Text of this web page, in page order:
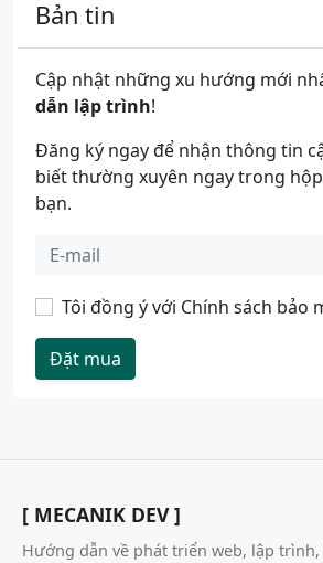
Bản tin
Cập nhật những xu hướng mới
dẫn lập trình!
Đăng ký ngay để nhận thông tin
biết thường xuyên ngay trong
bạn.
Tôi đồng ý với Chính sách bảo
Đặt mua
[ MECANIK DEV ]
Hướng dẫn về phát triển web, lập trình,